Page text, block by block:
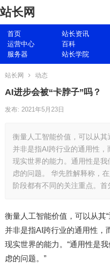
站长网
首页 站长资讯
运营中心
百科
服务器
站长学院
站长网 动态
AI进步会被“卡脖子”吗？
发布: 2021年5月23日
衡量人工智能价值，可以从
并非是指AI跨行业的通用性，
现实世界的能力。通用性是
虑的问题。 华先胜解释称，
阶段都有不同的关注重点。首
衡量人工智能价值，可以从其
并非是指AI跨行业的通用性，
现实世界的能力。“通用性是
虑的问题。”